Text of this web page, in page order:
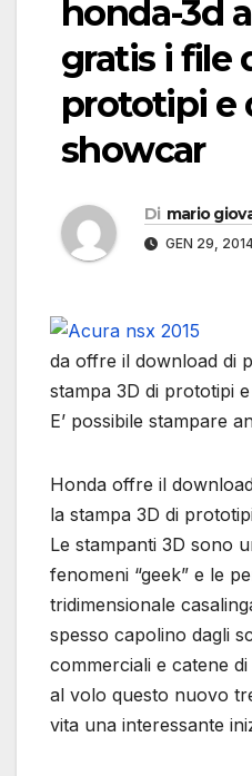
honda-3d
gratis i file
prototipi e
showcar
Di mario
GEN 29,
da offre il download di
stampa 3D di prototipi
E’ possibile stampare
Honda offre il
la stampa 3D di
Le stampanti 3D sono
fenomeni “geek” e le
tridimensionale
spesso capolino dagli
commerciali e catene
al volo questo nuovo
vita una interessante